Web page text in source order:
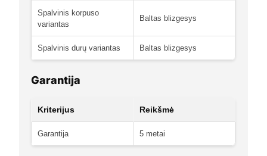
Spalvinis korpuso
variantas
Baltas blizgesys
Spalvinis durų variantas Baltas blizgesys
Garantija
Kriterijus Reikšmė
Garantija 5 metai